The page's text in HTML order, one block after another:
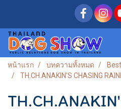
หน้าแรก บทความทั้งหมด
TH.CH.ANAKIN'S CHASING